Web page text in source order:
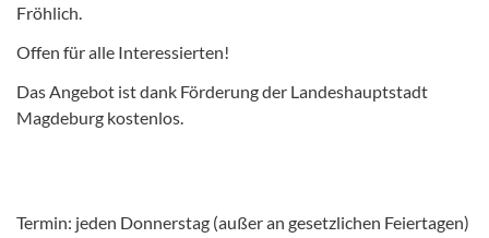
Fröhlich.
Offen für alle Interessierten!
Das Angebot ist dank Förderung der Landeshauptstadt
Magdeburg kostenlos.
Termin: jeden Donnerstag (außer an gesetzlichen Feiertagen)